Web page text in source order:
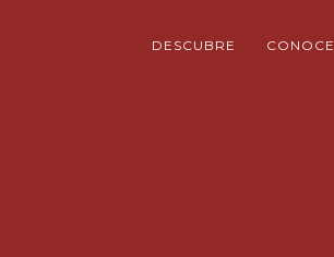
DESCUBRE CONOCE